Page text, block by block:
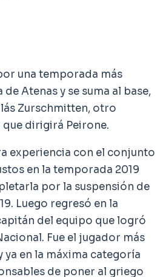
una temporada más
Atenas y se suma al base,
Zurschmitten, otro
dirigirá Peirone.
experiencia con el conjunto
en la temporada 2019
por la suspensión de
Luego regresó en la
del equipo que logró
Fue el jugador más
ya en la máxima categoría
de poner al griego